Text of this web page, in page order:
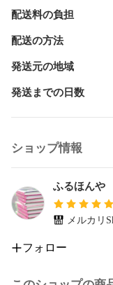
配送料の負担
配送の方法
発送元の地域
発送までの日数
ショップ情報
ふるほんや
メルカリ
フォロー